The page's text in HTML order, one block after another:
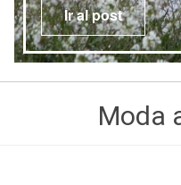
Ir al post
Moda